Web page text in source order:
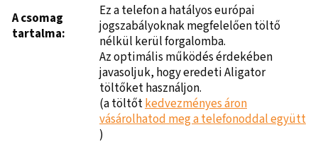
A csomag
tartalma:
Ez a telefon a hatályos európai
jogszabályoknak megfelelően töltő
nélkül kerül forgalomba.
Az optimális működés érdekében
javasoljuk, hogy eredeti Aligator
töltőket használjon.
(a töltőtkedvezményes áron
vásárolhatod meg a telefonoddal együtt
)